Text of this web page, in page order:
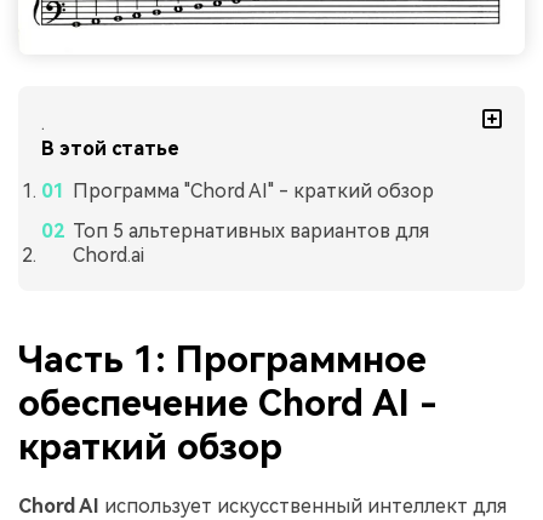
.
В этой статье
Программа "Chord AI" - краткий обзор
Топ 5 альтернативных вариантов для
Chord.ai
Часть 1: Программное
обеспечение Chord AI -
краткий обзор
Chord AI использует искусственный интеллект для